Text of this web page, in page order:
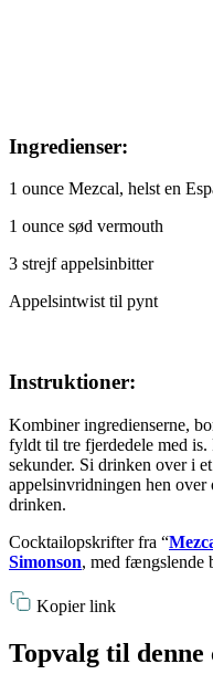
Ingredienser:
1 ounce Mezcal, helst en
1 ounce sød vermouth
3 strejf appelsinbitter
Appelsintwist til pynt
Instruktioner:
Kombiner ingredienserne,
fyldt til tre fjerdedele med
sekunder. Si drinken over i
appelsinvridningen hen
drinken.
Cocktailopskrifter fra “
Simonson, med fængslende
Kopier link
Topvalg til denne